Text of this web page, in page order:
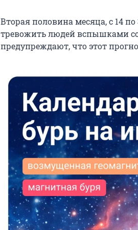
Вторая половина месяца, с 14
тревожить людей вспышками
предупреждают, что этот